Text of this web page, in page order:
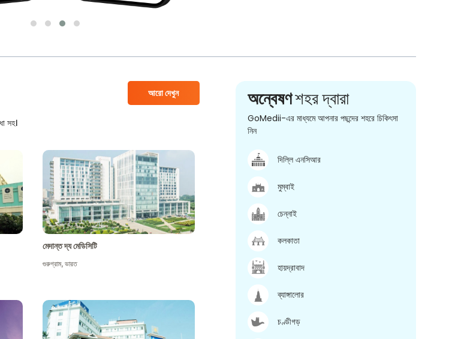
আরো দেখুন
সহ।
মেদান্ত দ্য মেডিসিটি
গুরুগ্রাম,ভারত
অন্বেষণশহর দ্বারা
GoMedii-এর মাধ্যমে আপনার পছন্দের শহরে চিকিৎসা
নিন
দিল্লি এনসিআর
মুম্বাই
চেন্নাই
কলকাতা
হায়দ্রাবাদ
ব্যাঙ্গালোর
চণ্ডীগড়